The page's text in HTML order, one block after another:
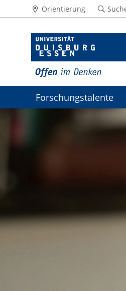
Orientierung
Forschungstalente